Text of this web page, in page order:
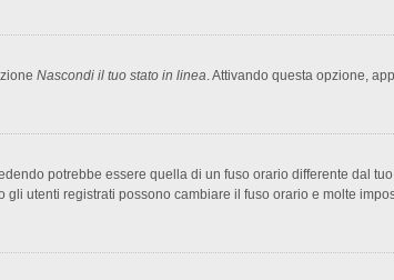
Nascondi il tuo stato in linea. Attivando questa opzione,
potrebbe essere quella di un fuso orario differente dal
gli utenti registrati possono cambiare il fuso orario e molte